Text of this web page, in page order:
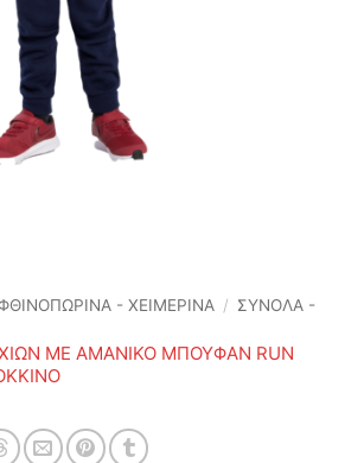
- ΧΕΙΜΕΡΙΝΆ / ΣΥΝΟΛΑ -
ΜΕ ΑΜΑΝΙΚΟ ΜΠΟΥΦΑΝ RUN